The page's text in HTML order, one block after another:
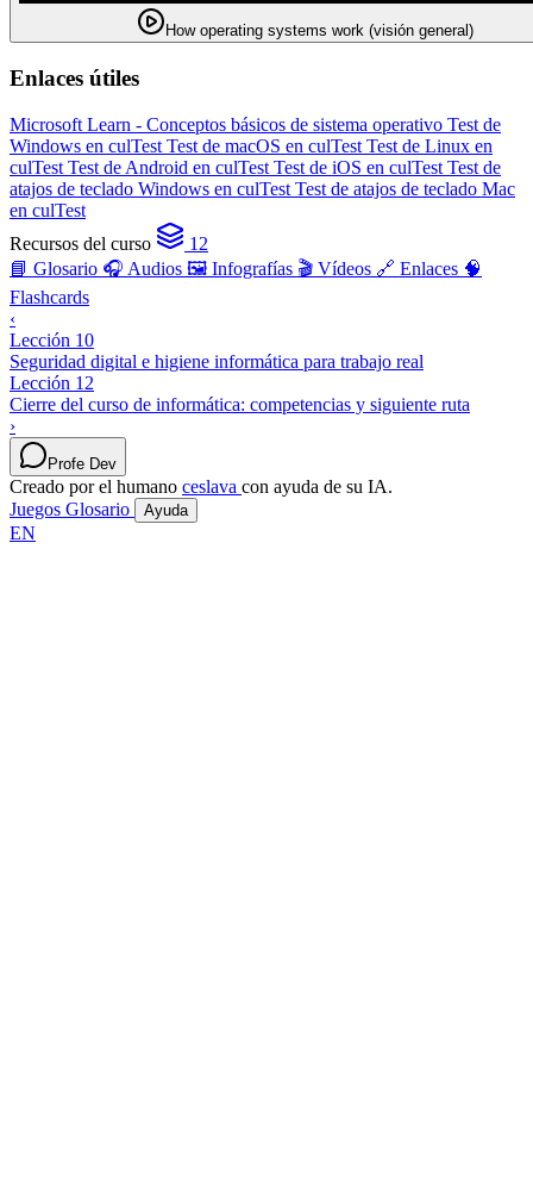
How operating systems work (visión general)
Enlaces útiles
Microsoft Learn - Conceptos básicos de sistema operativo Test de
Windows en culTest Test de macOS en culTest Test de Linux en
culTest Test de Android en culTest Test de iOS en culTest Test de
atajos de teclado Windows en culTest Test de atajos de teclado Mac
en culTest
Recursos del curso
12
📘 Glosario 🎧 Audios 🖼️ Infografías 🎬 Vídeos 🔗 Enlaces 🧠
Flashcards
‹
Lección 10
Seguridad digital e higiene informática para trabajo real
Lección 12
Cierre del curso de informática: competencias y siguiente ruta
›
Profe Dev
Creado por el humano ceslava con ayuda de su IA.
Juegos Glosario Ayuda
EN